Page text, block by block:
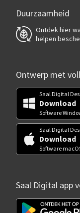
Duurzaamheid
Ontdek hier
helpen
Ontwerp met
Saal Digital
Download
Software
Saal Digital
Download
Software
Saal Digital app